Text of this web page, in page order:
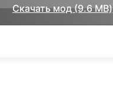
Скачать мод (9.6 MB)